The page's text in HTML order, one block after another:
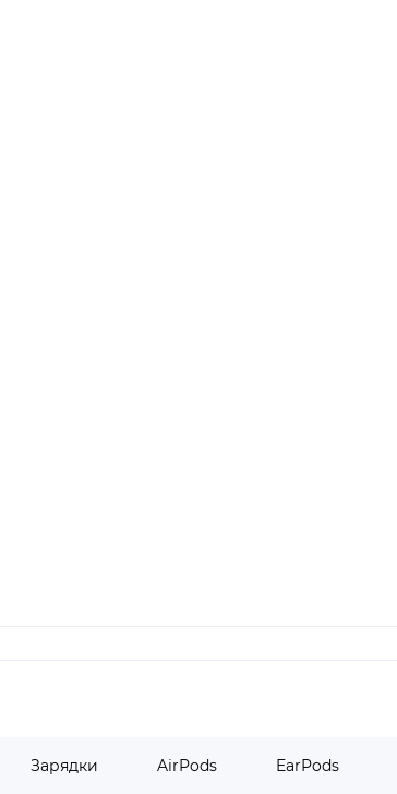
Зарядки AirPods EarPods